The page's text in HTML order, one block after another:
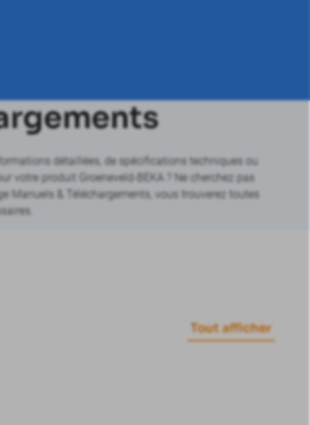
détaillées, de spécifications techniques ou
votre produit Groeneveld-BEKA ? Ne cherchez pas
Manuels & Téléchargements, vous trouverez toutes
Tout afficher